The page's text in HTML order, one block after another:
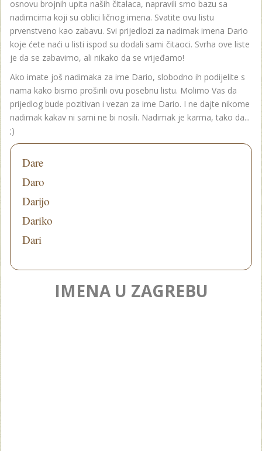
osnovu brojnih upita naših čitalaca, napravili smo bazu sa
nadimcima koji su oblici ličnog imena. Svatite ovu listu
prvenstveno kao zabavu. Svi prijedlozi za nadimak imena Dario
koje ćete naći u listi ispod su dodali sami čitaoci. Svrha ove liste
je da se zabavimo, ali nikako da se vrijeđamo!
Ako imate još nadimaka za ime Dario, slobodno ih podijelite s
nama kako bismo proširili ovu posebnu listu. Molimo Vas da
prijedlog bude pozitivan i vezan za ime Dario. I ne dajte nikome
nadimak kakav ni sami ne bi nosili. Nadimak je karma, tako da...
;)
Dare
Daro
Darijo
Dariko
Dari
IMENA U ZAGREBU